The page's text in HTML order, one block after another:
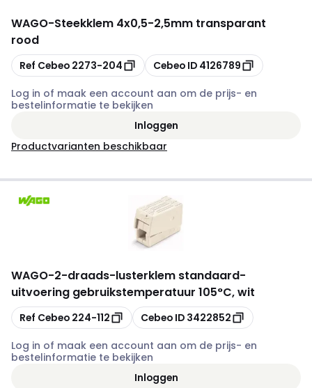
WAGO-Steekklem 4x0,5-2,5mm transparant
rood
Kopiëren
Ref Cebeo 2273-204 Kopiëren
Cebeo ID 4126789
Log in of maak een account aan om de prijs- en
bestelinformatie te bekijken
Inloggen
Productvarianten beschikbaar
WAGO-2-draads-lusterklem standaard-
uitvoering gebruikstemperatuur 105°C, wit
Kopiëren
Ref Cebeo 224-112 Kopiëren
Cebeo ID 3422852
Log in of maak een account aan om de prijs- en
bestelinformatie te bekijken
Inloggen